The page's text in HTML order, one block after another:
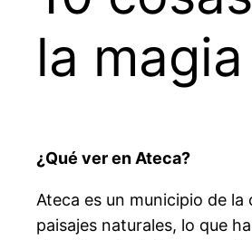
la
¿Qué ver en Ateca?
Ateca es un municipio de
paisajes naturales, lo que